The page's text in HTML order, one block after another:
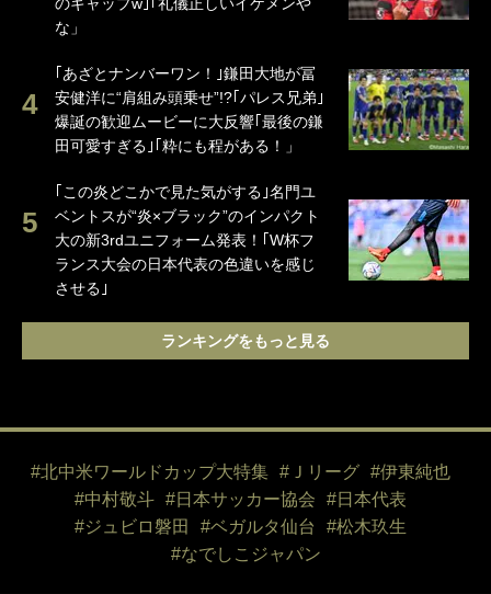
な」
｢あざとナンバーワン！｣鎌田大地が冨
安健洋に“肩組み頭乗せ”!?｢パレス兄弟｣
爆誕の歓迎ムービーに大反響｢最後の鎌
田可愛すぎる｣｢粋にも程がある！」
｢この炎どこかで見た気がする｣名門ユ
ベントスが“炎×ブラック”のインパクト
大の新3rdユニフォーム発表！｢W杯フ
ランス大会の日本代表の色違いを感じ
させる｣
ランキングをもっと見る
#北中米ワールドカップ大特集 #Ｊリーグ
#伊東純也
#中村敬斗
#日本サッカー協会
#日本代表
#ジュビロ磐田
#ベガルタ仙台
#松木玖生
#なでしこジャパン